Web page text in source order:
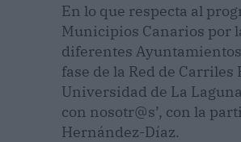
En lo que respecta al
Municipios Canarios por
diferentes
fase de la Red de
Universidad de La
con nosotr@s’, con la
Hernández-Díaz.